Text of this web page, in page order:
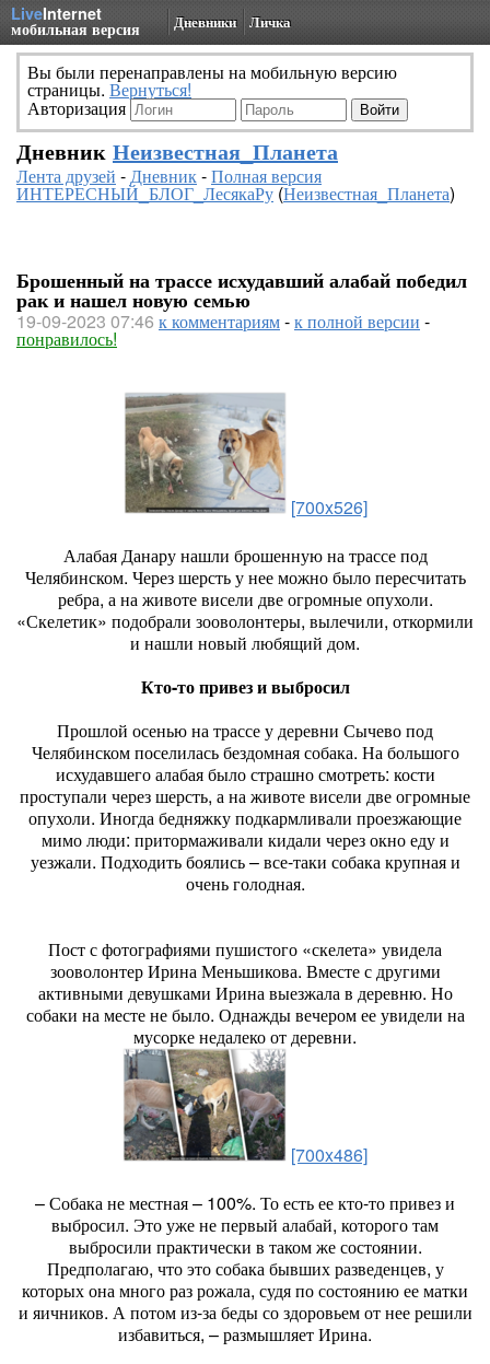
LiveInternet
мобильная версия Дневники Личка
Вы были перенаправлены на мобильную версию
страницы. Вернуться!
Авторизация
Дневник Неизвестная_Планета
Лента друзей -Дневник-Полная версия
ИНТЕРЕСНЫЙ_БЛОГ_ЛесякаРу(Неизвестная_Планета)
Брошенный на трассе исхудавший алабай победил
рак и нашел новую семью
19-09-2023 07:46 к комментариям-к полной версии -
понравилось!
[700x526]
Алабая Данару нашли брошенную на трассе под
Челябинском. Через шерсть у нее можно было пересчитать
ребра, а на животе висели две огромные опухоли.
«Скелетик» подобрали зооволонтеры, вылечили, откормили
и нашли новый любящий дом.
Кто-то привез и выбросил
Прошлой осенью на трассе у деревни Сычево под
Челябинском поселилась бездомная собака. На большого
исхудавшего алабая было страшно смотреть: кости
проступали через шерсть, а на животе висели две огромные
опухоли. Иногда бедняжку подкармливали проезжающие
мимо люди: притормаживали кидали через окно еду и
уезжали. Подходить боялись – все-таки собака крупная и
очень голодная.
Пост с фотографиями пушистого «скелета» увидела
зооволонтер Ирина Меньшикова. Вместе с другими
активными девушками Ирина выезжала в деревню. Но
собаки на месте не было. Однажды вечером ее увидели на
мусорке недалеко от деревни.
[700x486]
– Собака не местная – 100%. То есть ее кто-то привез и
выбросил. Это уже не первый алабай, которого там
выбросили практически в таком же состоянии.
Предполагаю, что это собака бывших разведенцев, у
которых она много раз рожала, судя по состоянию ее матки
и яичников. А потом из-за беды со здоровьем от нее решили
избавиться, – размышляет Ирина.